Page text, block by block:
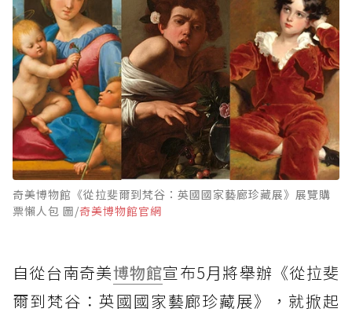
奇美博物館《從拉斐爾到梵谷：英國國家藝廊珍藏展》展覽購
票懶人包 圖/奇美博物館官網
自從台南奇美博物館宣布5月將舉辦《從拉斐
爾到梵谷：英國國家藝廊珍藏展》，就掀起